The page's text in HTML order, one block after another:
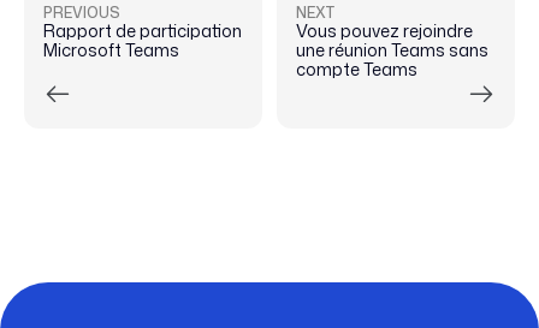
PREVIOUS
Rapport de participation
Microsoft Teams
NEXT
Vous pouvez rejoindre
une réunion Teams sans
compte Teams